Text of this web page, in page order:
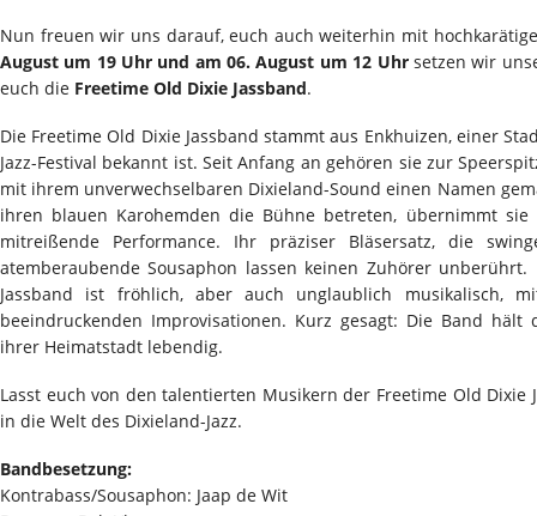
Nun freuen wir uns darauf, euch auch weiterhin mit
August um 19 Uhr und am 06. August um 12 Uhrsetzen wir
euch die Freetime Old Dixie Jassband.
Die Freetime Old Dixie Jassband stammt aus Enkhuizen, einer
Jazz-Festival bekannt ist. Seit Anfang an gehören sie zur
mit ihrem unverwechselbaren Dixieland-Sound einen Namen
ihren blauen Karohemden die Bühne betreten, übernimmt
mitreißende Performance. Ihr präziser Bläsersatz, die
atemberaubende Sousaphon lassen keinen Zuhörer
Jassband ist fröhlich, aber auch unglaublich musikalisch,
beeindruckenden Improvisationen. Kurz gesagt: Die Band hält
ihrer Heimatstadt lebendig.
Lasst euch von den talentierten Musikern der Freetime Old
in die Welt des Dixieland-Jazz.
Bandbesetzung:
Kontrabass/Sousaphon: Jaap de Wit